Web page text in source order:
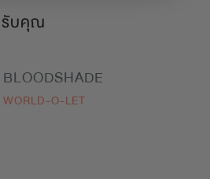
รับคุณ
BLOODSHADE
WORLD-O-LET